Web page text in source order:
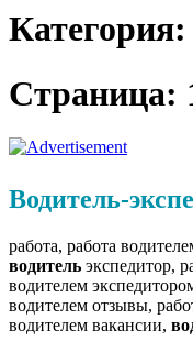
Страница:
Водитель-
работа, работа
водитель экспедитор,
водителем
водителем отзывы,
водителем вакансии,